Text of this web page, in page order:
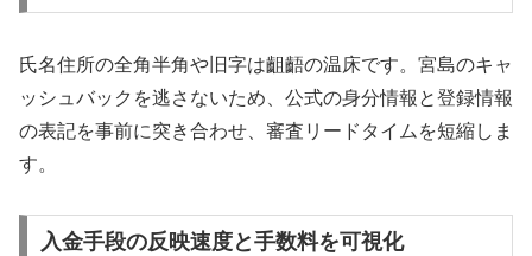
氏名住所の全角半角や旧字は齟齬の温床です。宮島のキャ
ッシュバックを逃さないため、公式の身分情報と登録情報
の表記を事前に突き合わせ、審査リードタイムを短縮しま
す。
入金手段の反映速度と手数料を可視化